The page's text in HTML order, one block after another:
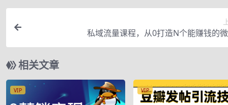
私域流量课程，从0打造N个能赚钱的
相关文章
VIP VIP